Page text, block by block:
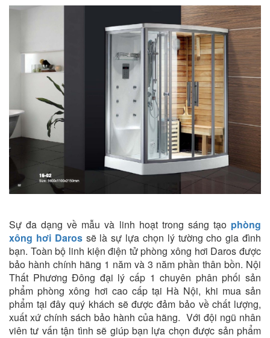
Sự đa dạng về mẫu và linh hoạt trong sáng tạo phòng
xông hơi Darossẽ là sự lựa chọn lý tường cho gia đình
bạn. Toàn bộ linh kiện điện tử phòng xông hơi Daros được
bảo hành chính hãng 1 năm và 3 năm phần thân bồn. Nội
Thất Phương Đông đại lý cấp 1 chuyên phân phối sản
phẩm phòng xông hơi cao cấp tại Hà Nội, khi mua sản
phẩm tại đây quý khách sẽ được đảm bảo về chất lượng,
xuất xứ chính sách bảo hành của hãng. Với đội ngũ nhân
viên tư vấn tận tình sẽ giúp bạn lựa chọn được sản phẩm